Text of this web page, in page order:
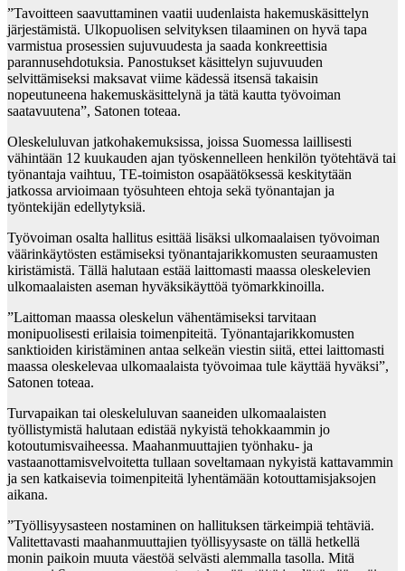
”Tavoitteen saavuttaminen vaatii uudenlaista hakemuskäsittelyn
järjestämistä. Ulkopuolisen selvityksen tilaaminen on hyvä tapa
varmistua prosessien sujuvuudesta ja saada konkreettisia
parannusehdotuksia. Panostukset käsittelyn sujuvuuden
selvittämiseksi maksavat viime kädessä itsensä takaisin
nopeutuneena hakemuskäsittelynä ja tätä kautta työvoiman
saatavuutena”, Satonen toteaa.
Oleskeluluvan jatkohakemuksissa, joissa Suomessa laillisesti
vähintään 12 kuukauden ajan työskennelleen henkilön työtehtävä tai
työnantaja vaihtuu, TE-toimiston osapäätöksessä keskitytään
jatkossa arvioimaan työsuhteen ehtoja sekä työnantajan ja
työntekijän edellytyksiä.
Työvoiman osalta hallitus esittää lisäksi ulkomaalaisen työvoiman
väärinkäytösten estämiseksi työnantajarikkomusten seuraamusten
kiristämistä. Tällä halutaan estää laittomasti maassa oleskelevien
ulkomaalaisten aseman hyväksikäyttöä työmarkkinoilla.
”Laittoman maassa oleskelun vähentämiseksi tarvitaan
monipuolisesti erilaisia toimenpiteitä. Työnantajarikkomusten
sanktioiden kiristäminen antaa selkeän viestin siitä, ettei laittomasti
maassa oleskelevaa ulkomaalaista työvoimaa tule käyttää hyväksi”,
Satonen toteaa.
Turvapaikan tai oleskeluluvan saaneiden ulkomaalaisten
työllistymistä halutaan edistää nykyistä tehokkaammin jo
kotoutumisvaiheessa. Maahanmuuttajien työnhaku- ja
vastaanottamisvelvoitetta tullaan soveltamaan nykyistä kattavammin
ja sen katkaisevia toimenpiteitä lyhentämään kotouttamisjaksojen
aikana.
”Työllisyysasteen nostaminen on hallituksen tärkeimpiä tehtäviä.
Valitettavasti maahanmuuttajien työllisyysaste on tällä hetkellä
monin paikoin muuta väestöä selvästi alemmalla tasolla. Mitä